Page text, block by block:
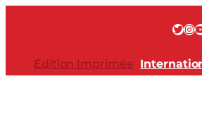
Twitter InstagramYouTube
Édition Imprimée